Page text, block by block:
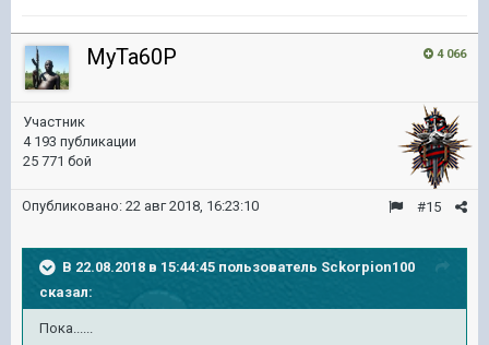
4 066
MyTa60P
Участник
4 193 публикации
25 771 бой
#15
Опубликовано: 22 авг 2018, 16:23:10
В 22.08.2018 в 15:44:45 пользователь Sckorpion100
сказал:
Пока......